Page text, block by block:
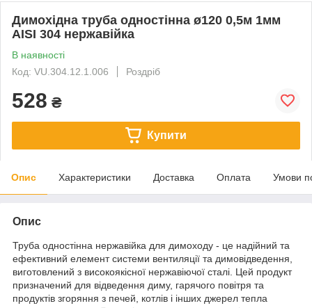
Димохідна труба одностінна ø120 0,5м 1мм
AISI 304 нержавійка
В наявності
Код: VU.304.12.1.006
Роздріб
528 ₴
Купити
Опис Характеристики Доставка Оплата Умови
Опис
Труба одностінна нержавійка для димоходу - це надійний та
ефективний елемент системи вентиляції та димовідведення,
виготовлений з високоякісної нержавіючої сталі. Цей продукт
призначений для відведення диму, гарячого повітря та
продуктів згоряння з печей, котлів і інших джерел тепла